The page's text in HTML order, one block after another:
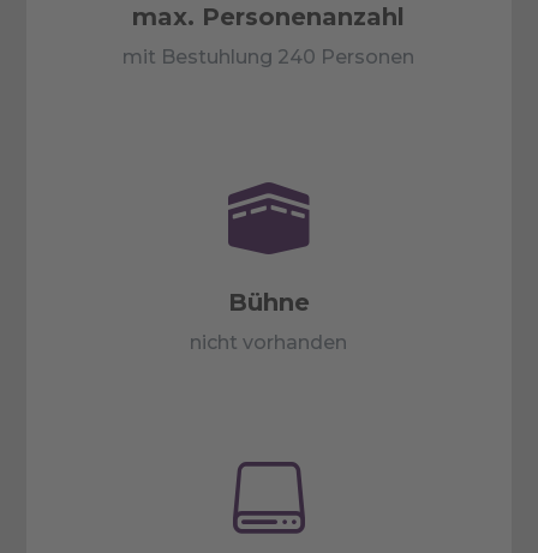
max. Personenanzahl
mit Bestuhlung 240 Personen

Bühne
nicht vorhanden
